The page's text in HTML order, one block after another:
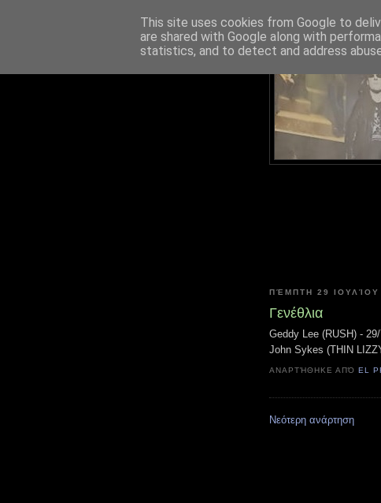
ΠΈΜΠΤΗ 29 ΙΟΥΛΊΟΥ
Γενέθλια
Geddy Lee (RUSH) -
John Sykes (THIN
ΑΝΑΡΤΉΘΗΚΕ ΑΠΌEL
Νεότερη ανάρτηση
This site uses cookies from Google to
are shared with Google along with
statistics, and to detect and address